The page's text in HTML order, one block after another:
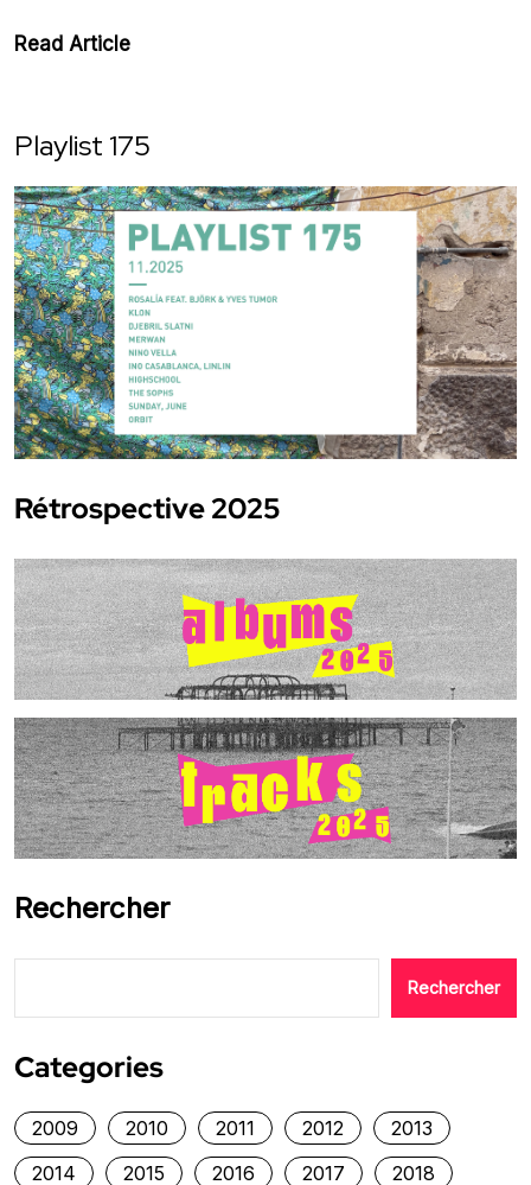
Read Article
Playlist 175
Rétrospective 2025
Rechercher
Rechercher
Categories
2009 2010 2011 2012
2013
2014
2015 2016 2017 2018